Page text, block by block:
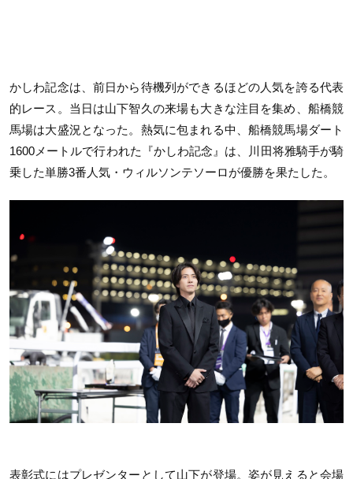
かしわ記念は、前日から待機列ができるほどの人気を誇る代表
的レース。当日は山下智久の来場も大きな注目を集め、船橋競
馬場は大盛況となった。熱気に包まれる中、船橋競馬場ダート
1600メートルで行われた『かしわ記念』は、川田将雅騎手が騎
乗した単勝3番人気・ウィルソンテソーロが優勝を果たした。
表彰式にはプレゼンターとして山下が登場。姿が見えると会場